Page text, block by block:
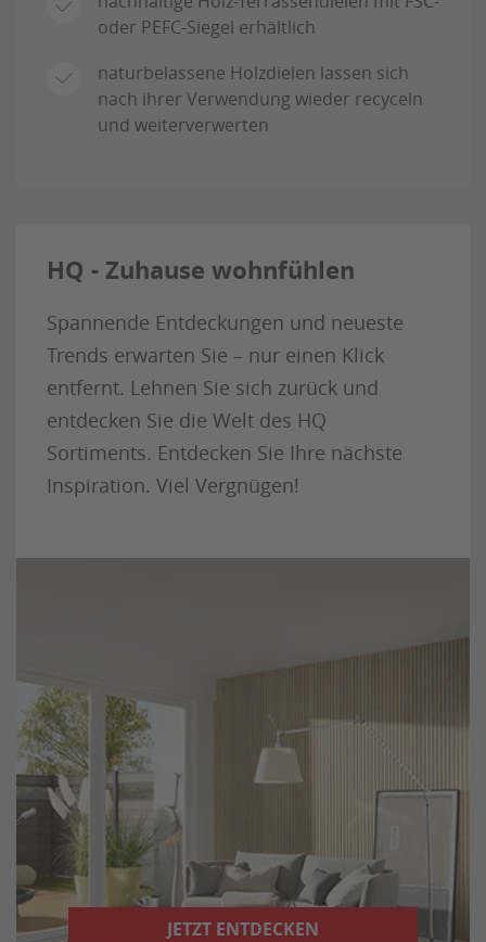
oder PEFC-Siegel erhältlich
naturbelassene Holzdielen lassen sich
nach ihrer Verwendung wieder recyceln
und weiterverwerten
HQ - Zuhause wohnfühlen
Spannende Entdeckungen und neueste
Trends erwarten Sie – nur einen Klick
entfernt. Lehnen Sie sich zurück und
entdecken Sie die Welt des HQ
Sortiments. Entdecken Sie Ihre nächste
Inspiration. Viel Vergnügen!
JETZT ENTDECKEN